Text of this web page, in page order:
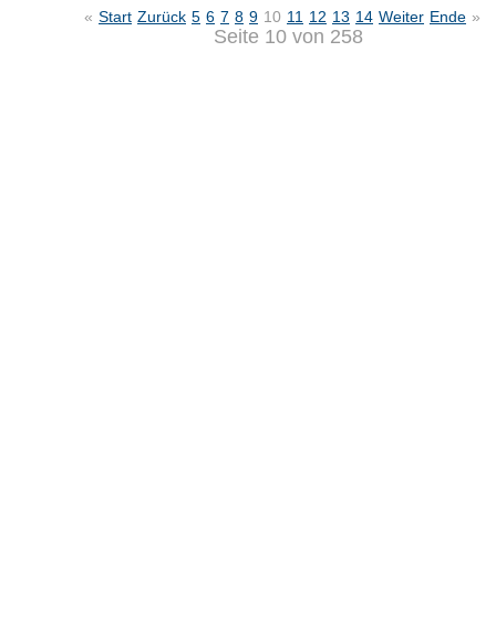
« Start Zurück 5 6 7 8 9 10 11 12 13 14 Weiter Ende »
Seite 10 von 258